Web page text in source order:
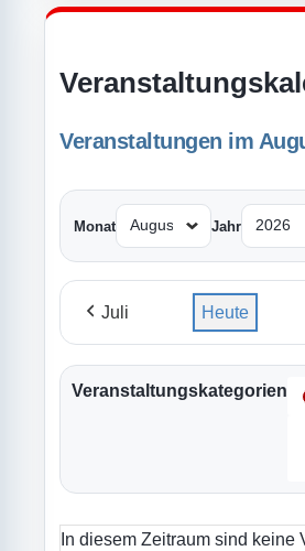
Veranstaltungen im
Monat Jahr
Juli Heute
Veranstaltungskategorien
In diesem Zeitraum sind keine